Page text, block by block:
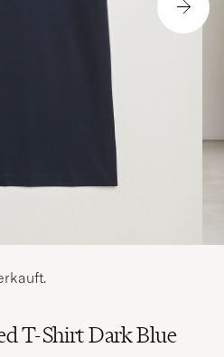
T-Shirt Dark Blue